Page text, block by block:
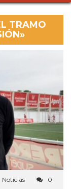
TRAMO
Noticias
0